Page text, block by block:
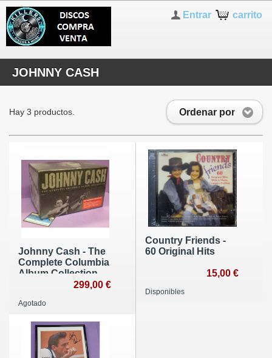
carrito
Entrar
JOHNNY CASH
Ordenar por
Hay 3 productos.
Johnny Cash - The
Complete Columbia
Album Collection
299,00 €
Agotado
Country Friends -
60 Original Hits
15,00 €
Disponibles